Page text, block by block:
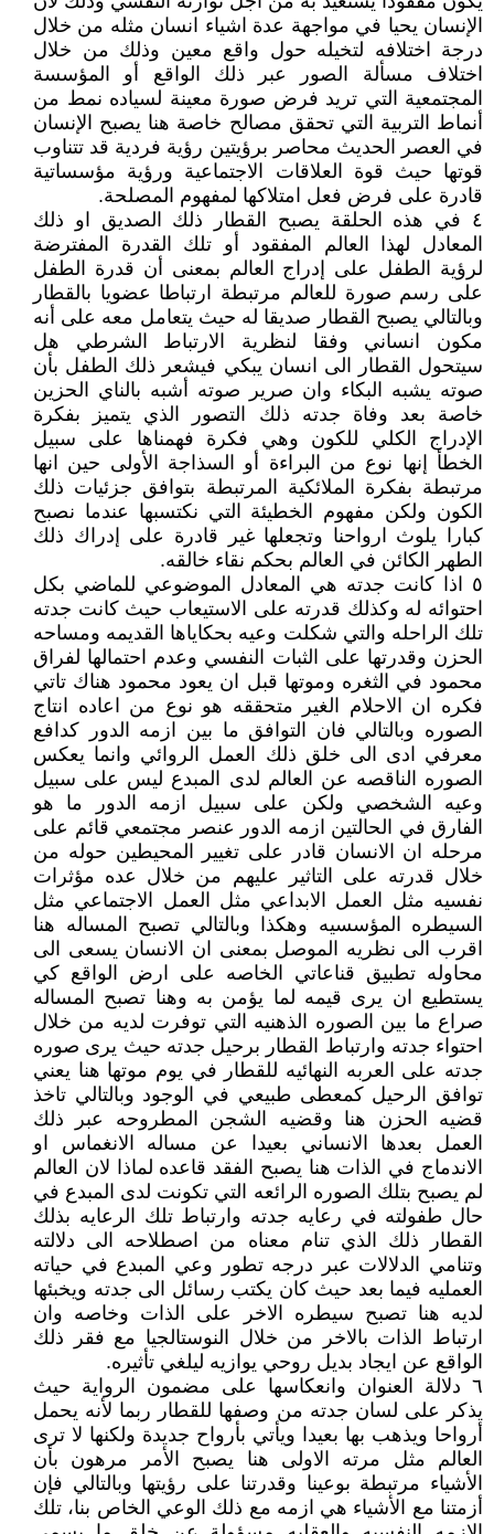
الإنسان يحيا في مواجهة عدة اشياء انسان مثله من خلال
درجة اختلافه لتخيله حول واقع معين وذلك من خلال
اختلاف مسألة الصور عبر ذلك الواقع أو المؤسسة
المجتمعية التي تريد فرض صورة معينة لسياده نمط من
أنماط التربية التي تحقق مصالح خاصة هنا يصبح الإنسان
في العصر الحديث محاصر برؤيتين رؤية فردية قد تتناوب
قوتها حيث قوة العلاقات الاجتماعية ورؤية مؤسساتية
قادرة على فرض فعل امتلاكها لمفهوم المصلحة.
٤ في هذه الحلقة يصبح القطار ذلك الصديق او ذلك
المعادل لهذا العالم المفقود أو تلك القدرة المفترضة
لرؤية الطفل على إدراج العالم بمعنى أن قدرة الطفل
على رسم صورة للعالم مرتبطة ارتباطا عضويا بالقطار
وبالتالي يصبح القطار صديقا له حيث يتعامل معه على أنه
مكون انساني وفقا لنظرية الارتباط الشرطي هل
سيتحول القطار الى انسان يبكي فيشعر ذلك الطفل بأن
صوته يشبه البكاء وان صرير صوته أشبه بالناي الحزين
خاصة بعد وفاة جدته ذلك التصور الذي يتميز بفكرة
الإدراج الكلي للكون وهي فكرة فهمناها على سبيل
الخطأ إنها نوع من البراءة أو السذاجة الأولى حين انها
مرتبطة بفكرة الملائكية المرتبطة بتوافق جزئيات ذلك
الكون ولكن مفهوم الخطيئة التي نكتسبها عندما نصبح
كبارا يلوث ارواحنا وتجعلها غير قادرة على إدراك ذلك
الطهر الكائن في العالم بحكم نقاء خالقه.
٥ اذا كانت جدته هي المعادل الموضوعي للماضي بكل
احتوائه له وكذلك قدرته على الاستيعاب حيث كانت جدته
تلك الراحله والتي شكلت وعيه بحكاياها القديمه ومساحه
الحزن وقدرتها على الثبات النفسي وعدم احتمالها لفراق
محمود في الثغره وموتها قبل ان يعود محمود هناك تاتي
فكره ان الاحلام الغير متحققه هو نوع من اعاده انتاج
الصوره وبالتالي فان التوافق ما بين ازمه الدور كدافع
معرفي ادى الى خلق ذلك العمل الروائي وانما يعكس
الصوره الناقصه عن العالم لدى المبدع ليس على سبيل
وعيه الشخصي ولكن على سبيل ازمه الدور ما هو
الفارق في الحالتين ازمه الدور عنصر مجتمعي قائم على
مرحله ان الانسان قادر على تغيير المحيطين حوله من
خلال قدرته على التاثير عليهم من خلال عده مؤثرات
نفسيه مثل العمل الابداعي مثل العمل الاجتماعي مثل
السيطره المؤسسيه وهكذا وبالتالي تصبح المساله هنا
اقرب الى نظريه الموصل بمعنى ان الانسان يسعى الى
محاوله تطبيق قناعاتي الخاصه على ارض الواقع كي
يستطيع ان يرى قيمه لما يؤمن به وهنا تصبح المساله
صراع ما بين الصوره الذهنيه التي توفرت لديه من خلال
احتواء جدته وارتباط القطار برحيل جدته حيث يرى صوره
جدته على العربه النهائيه للقطار في يوم موتها هنا يعني
توافق الرحيل كمعطى طبيعي في الوجود وبالتالي تاخذ
قضيه الحزن هنا وقضيه الشجن المطروحه عبر ذلك
العمل بعدها الانساني بعيدا عن مساله الانغماس او
الاندماج في الذات هنا يصبح الفقد قاعده لماذا لان العالم
لم يصبح بتلك الصوره الرائعه التي تكونت لدى المبدع في
حال طفولته في رعايه جدته وارتباط تلك الرعايه بذلك
القطار ذلك الذي تنام معناه من اصطلاحه الى دلالته
وتنامي الدلالات عبر درجه تطور وعي المبدع في حياته
العمليه فيما بعد حيث كان يكتب رسائل الى جدته ويخبئها
لديه هنا تصبح سيطره الاخر على الذات وخاصه وان
ارتباط الذات بالاخر من خلال النوستالجيا مع فقر ذلك
الواقع عن ايجاد بديل روحي يوازيه ليلغي تأثيره.
٦ دلالة العنوان وانعكاسها على مضمون الرواية حيث
يذكر على لسان جدته من وصفها للقطار ربما لأنه يحمل
أرواحا ويذهب بها بعيدا ويأتي بأرواح جديدة ولكنها لا ترى
العالم مثل مرته الاولى هنا يصبح الأمر مرهون بأن
الأشياء مرتبطة بوعينا وقدرتنا على رؤيتها وبالتالي فإن
أزمتنا مع الأشياء هي ازمه مع ذلك الوعي الخاص بنا، تلك